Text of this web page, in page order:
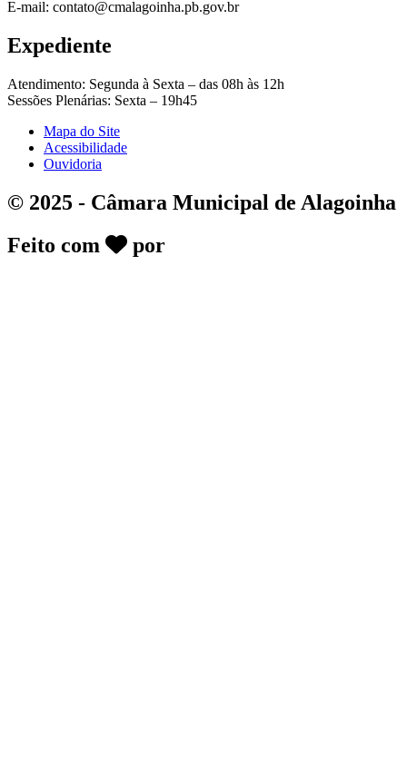
E-mail: contato@cmalagoinha.pb.gov.br
Expediente
Atendimento: Segunda à Sexta – das 08h às 12h
Sessões Plenárias: Sexta – 19h45
Mapa do Site
Acessibilidade
Ouvidoria
© 2025 - Câmara Municipal de Alagoinha
Feito com
por